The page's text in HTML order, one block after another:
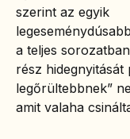
szerint az egyik
a teljes
rész hidegnyitását
legőrültebbnek”
amit valaha